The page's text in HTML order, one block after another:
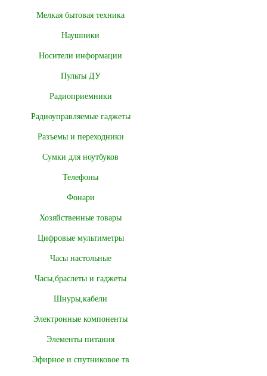
Мелкая бытовая техника
Наушники
Носители информации
Пульты ДУ
Радиоприемники
Радиоуправляемые гаджеты
Разъемы и переходники
Сумки для ноутбуков
Телефоны
Фонари
Хозяйственные товары
Цифровые мультиметры
Часы настольные
Часы,браслеты и гаджеты
Шнуры,кабели
Электронные компоненты
Элементы питания
Эфирное и спутниковое тв